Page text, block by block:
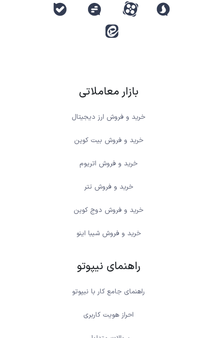
بازار معاملاتی
خرید و فروش ارز دیجیتال
خرید و فروش بیت کوین
خرید و فروش اتریوم
خرید و فروش تتر
خرید و فروش دوج کوین
خرید و فروش شیبا اینو
راهنمای نیپوتو
راهنمای جامع کار با نیپوتو
احراز هویت کاربری